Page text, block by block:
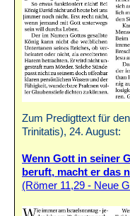
Zum Predigttext für
Trinitatis), 24. August:
Wenn Gott in seiner
beruft, macht er das
(Römer 11,29 - Neue